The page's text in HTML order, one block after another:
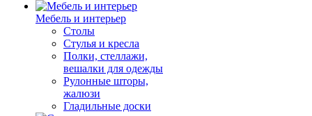
Мебель и интерьер
Столы
Стулья и кресла
Полки, стеллажи,
вешалки для одежды
Рулонные шторы,
жалюзи
Гладильные доски